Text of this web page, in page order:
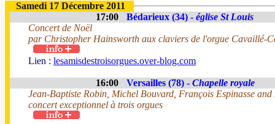
Samedi 17 Décembre 2011
17:00
Bédarieux (34) - église St Louis
Concert de Noël
par Christopher Hainsworth aux claviers de l'orgue Cavaillé-
Lien : lesamisdestroisorgues.over-blog.com
16:00 Versailles (78) - Chapelle royale
Jean-Baptiste Robin, Michel Bouvard, François Espinasse
concert exceptionnel à trois orgues